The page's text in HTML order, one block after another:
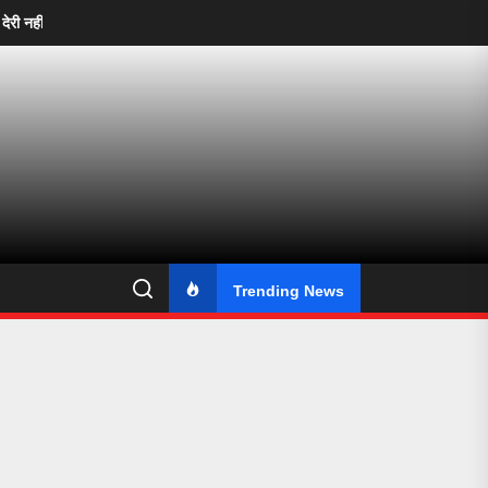
गुणवत्ता से समझौता भी नहीं—महापौर संजय पांडे ने अफसरों को दिखाई सख्ती”
Trending News